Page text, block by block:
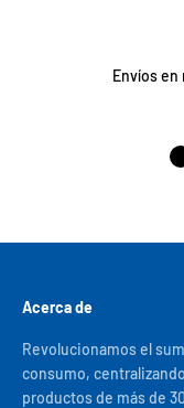
Envíos en
Acerca de
Revolucionamos el
consumo,
productos de más de